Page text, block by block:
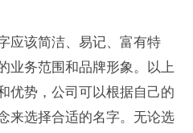
应该简洁、易记、富有特
业务范围和品牌形象。以上
优势，公司可以根据自己的
来选择合适的名字。无论选